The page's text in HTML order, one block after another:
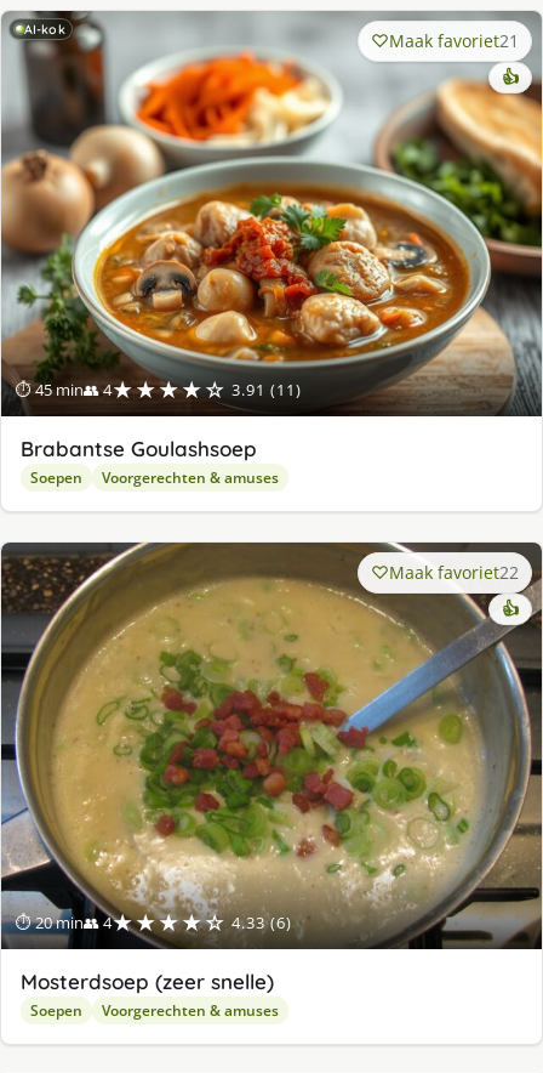
AI-kok
⏱ 45 min👥 4★★★★☆ 3.91 (11)
Maak favoriet21
👍
Brabantse Goulashsoep
Soepen Voorgerechten & amuses
⏱ 20 min👥 4★★★★☆ 4.33 (6)
Maak favoriet22
👍
Mosterdsoep (zeer snelle)
Soepen Voorgerechten & amuses